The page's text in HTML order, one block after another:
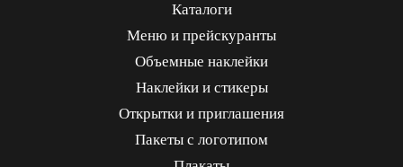
Каталоги
Меню и прейскуранты
Объемные наклейки
Наклейки и стикеры
Открытки и приглашения
Пакеты с логотипом